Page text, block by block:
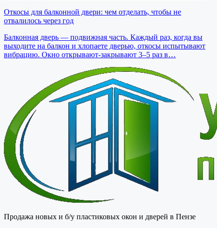
Откосы для балконной двери: чем отделать, чтобы не
отвалилось через год
Балконная дверь — подвижная часть. Каждый раз, когда вы
выходите на балкон и хлопаете дверью, откосы испытывают
вибрацию. Окно открывают-закрывают 3–5 раз в…
Продажа новых и б/у пластиковых окон и дверей в Пензе